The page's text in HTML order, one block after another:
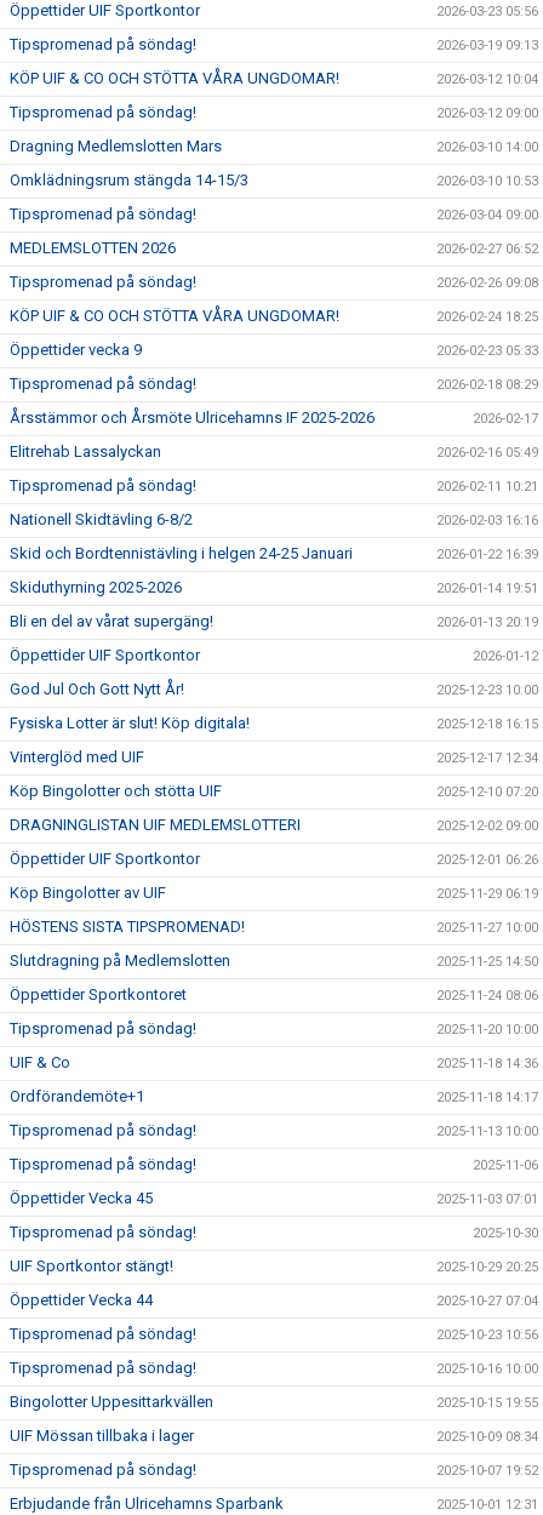
Öppettider UIF Sportkontor 2026-03-23 05:56
Tipspromenad på söndag! 2026-03-19 09:13
KÖP UIF & CO OCH STÖTTA VÅRA UNGDOMAR! 2026-03-12 10:04
Tipspromenad på söndag! 2026-03-12 09:00
Dragning Medlemslotten Mars 2026-03-10 14:00
Omklädningsrum stängda 14-15/3 2026-03-10 10:53
Tipspromenad på söndag! 2026-03-04 09:00
MEDLEMSLOTTEN 2026 2026-02-27 06:52
Tipspromenad på söndag! 2026-02-26 09:08
KÖP UIF & CO OCH STÖTTA VÅRA UNGDOMAR! 2026-02-24 18:25
Öppettider vecka 9 2026-02-23 05:33
Tipspromenad på söndag! 2026-02-18 08:29
Årsstämmor och Årsmöte Ulricehamns IF 2025-2026 2026-02-17
Elitrehab Lassalyckan 2026-02-16 05:49
Tipspromenad på söndag! 2026-02-11 10:21
Nationell Skidtävling 6-8/2 2026-02-03 16:16
Skid och Bordtennistävling i helgen 24-25 Januari 2026-01-22 16:39
Skiduthyrning 2025-2026 2026-01-14 19:51
Bli en del av vårat supergäng! 2026-01-13 20:19
Öppettider UIF Sportkontor 2026-01-12
God Jul Och Gott Nytt År! 2025-12-23 10:00
Fysiska Lotter är slut! Köp digitala! 2025-12-18 16:15
Vinterglöd med UIF 2025-12-17 12:34
Köp Bingolotter och stötta UIF 2025-12-10 07:20
DRAGNINGLISTAN UIF MEDLEMSLOTTERI 2025-12-02 09:00
Öppettider UIF Sportkontor 2025-12-01 06:26
Köp Bingolotter av UIF 2025-11-29 06:19
HÖSTENS SISTA TIPSPROMENAD! 2025-11-27 10:00
Slutdragning på Medlemslotten 2025-11-25 14:50
Öppettider Sportkontoret 2025-11-24 08:06
Tipspromenad på söndag! 2025-11-20 10:00
UIF & Co 2025-11-18 14:36
Ordförandemöte+1 2025-11-18 14:17
Tipspromenad på söndag! 2025-11-13 10:00
Tipspromenad på söndag! 2025-11-06
Öppettider Vecka 45 2025-11-03 07:01
Tipspromenad på söndag! 2025-10-30
UIF Sportkontor stängt! 2025-10-29 20:25
Öppettider Vecka 44 2025-10-27 07:04
Tipspromenad på söndag! 2025-10-23 10:56
Tipspromenad på söndag! 2025-10-16 10:00
Bingolotter Uppesittarkvällen 2025-10-15 19:55
UIF Mössan tillbaka i lager 2025-10-09 08:34
Tipspromenad på söndag! 2025-10-07 19:52
Erbjudande från Ulricehamns Sparbank 2025-10-01 12:31